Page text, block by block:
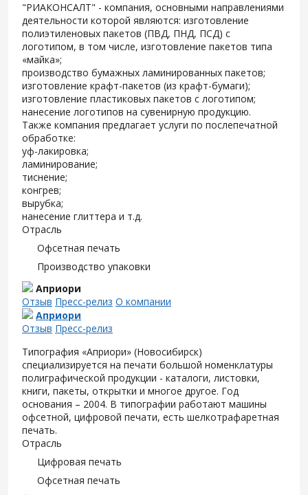
"РИАКОНСАЛТ" - компания, основными направлениями
деятельности которой являются: изготовление
полиэтиленовых пакетов (ПВД, ПНД, ПСД) с
логотипом, в том числе, изготовление пакетов типа
«майка»;
производство бумажных ламинированных пакетов;
изготовление крафт-пакетов (из крафт-бумаги);
изготовление пластиковых пакетов с логотипом;
нанесение логотипов на сувенирную продукцию.
Также компания предлагает услуги по послепечатной
обработке:
уф-лакировка;
ламинирование;
тиснение;
конгрев;
вырубка;
нанесение глиттера и т.д.
Отрасль
Офсетная печать
Производство упаковки
Априори
Отзыв Пресс-релиз О компании
Априори
Отзыв Пресс-релиз
Типография «Априори» (Новосибирск)
специализируется на печати большой номенклатуры
полиграфической продукции - каталоги, листовки,
книги, пакеты, открытки и многое другое. Год
основания – 2004. В типографии работают машины
офсетной, цифровой печати, есть шелкотрафаретная
печать.
Отрасль
Цифровая печать
Офсетная печать